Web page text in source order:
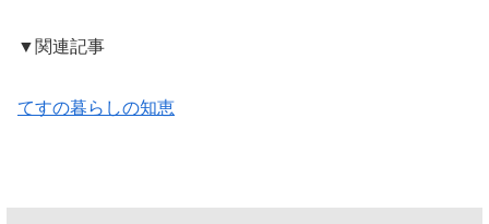
▼関連記事
てすの暮らしの知恵